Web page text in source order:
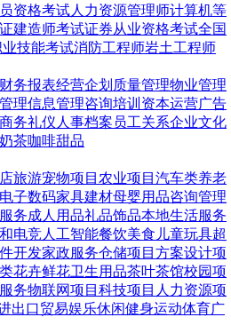
资格考试人力资源管理师计算机等
建造师考试证券从业资格考试全国
技能考试消防工程师岩土工程师
财务报表经营企划 质量管理物业管理
理信息管理咨询培训 资本运营广告
商务礼仪 人事档案 员工关系企业文化
奶茶咖啡甜品
旅游宠物项目 农业项目 汽车类养老
电子数码家具建材母婴用品咨询管理
务成人用品礼品饰品本地生活服务
电竞人工智能餐饮美食 儿童玩具超
开发家政服务仓储项目 方案设计项
花卉鲜花卫生用品茶叶茶馆校园项
务物联网项目 科技项目 人力资源项
出口贸易娱乐休闲健身运动体育广